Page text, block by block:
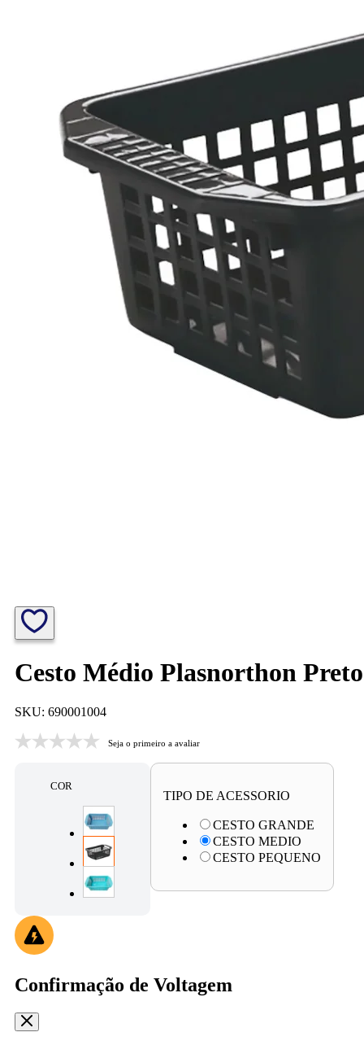
Cesto Médio Plasnorthon Preto
SKU: 690001004
Seja o primeiro a avaliar
TIPO DE ACESSORIO
CESTO GRANDE
CESTO MEDIO
CESTO PEQUENO
Confirmação de Voltagem
COR